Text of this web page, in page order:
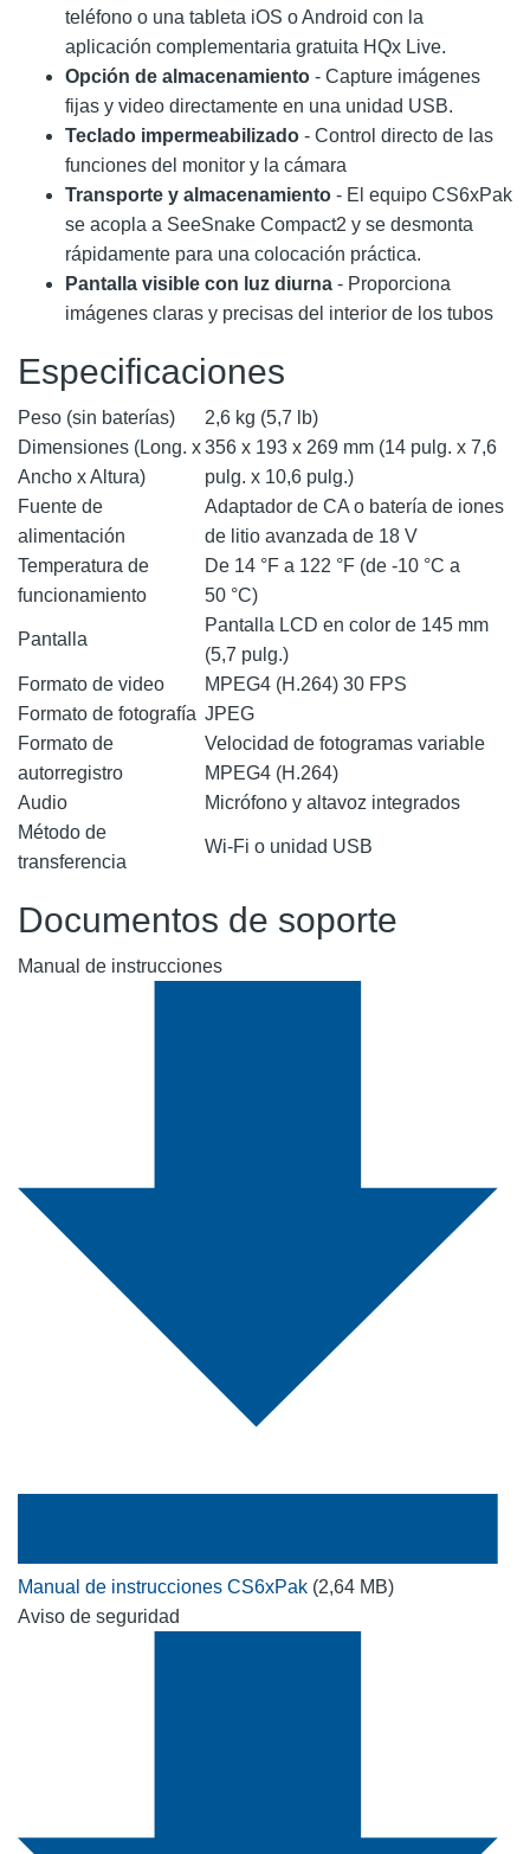
teléfono o una tableta iOS o Android con la
aplicación complementaria gratuita HQx Live.
Opción de almacenamiento - Capture imágenes
fijas y video directamente en una unidad USB.
Teclado impermeabilizado - Control directo de las
funciones del monitor y la cámara
Transporte y almacenamiento - El equipo CS6xPak
se acopla a SeeSnake Compact2 y se desmonta
rápidamente para una colocación práctica.
Pantalla visible con luz diurna - Proporciona
imágenes claras y precisas del interior de los tubos
Especificaciones
Peso (sin baterías)
2,6 kg (5,7 lb)
Dimensiones (Long. x
Ancho x Altura)
356 x 193 x 269 mm (14 pulg. x 7,6
pulg. x 10,6 pulg.)
Fuente de
alimentación
Adaptador de CA o batería de iones
de litio avanzada de 18 V
Temperatura de
funcionamiento
De 14 °F a 122 °F (de -10 °C a
50 °C)
Pantalla
Pantalla LCD en color de 145 mm
(5,7 pulg.)
Formato de video
MPEG4 (H.264) 30 FPS
Formato de fotografía JPEG
Formato de
autorregistro
Velocidad de fotogramas variable
MPEG4 (H.264)
Audio
Micrófono y altavoz integrados
Método de
transferencia
Wi-Fi o unidad USB
Documentos de soporte
Manual de instrucciones
Manual de instrucciones CS6xPak (2,64 MB)
Aviso de seguridad